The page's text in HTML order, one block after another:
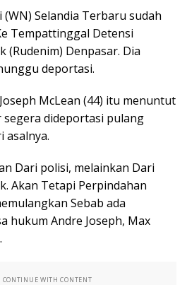
Selandia Terbaru sudah
Tempattinggal Detensi
(Rudenim) Denpasar. Dia
deportasi.
McLean (44) itu menuntut
dideportasi pulang
asalnya.
Dari polisi, melainkan Dari
Akan Tetapi Perpindahan
Sebab ada
hukum Andre Joseph, Max
CONTINUE WITH CONTENT